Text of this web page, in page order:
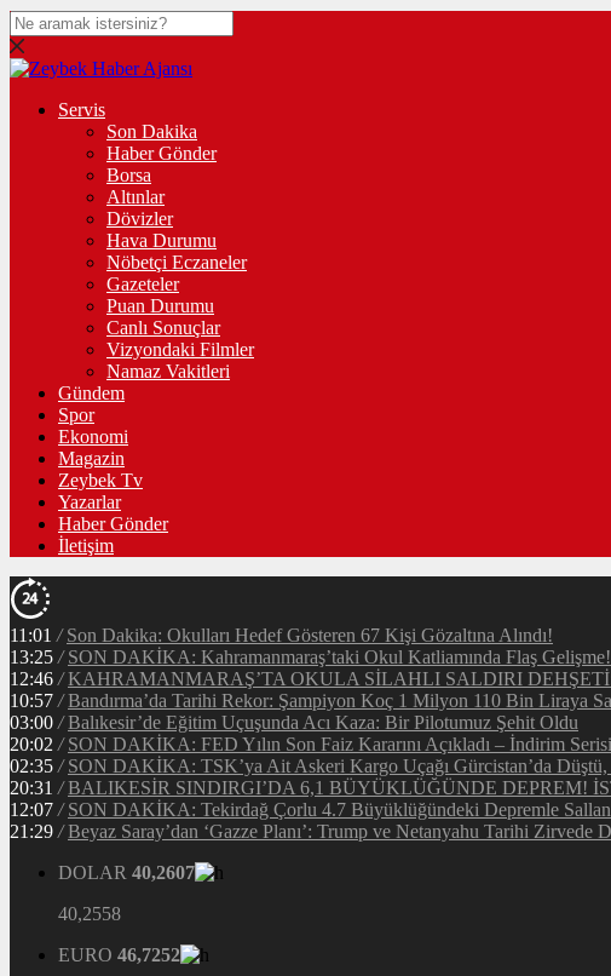
Servis
Son Dakika
Haber Gönder
Borsa
Altınlar
Dövizler
Hava Durumu
Nöbetçi Eczaneler
Gazeteler
Puan Durumu
Canlı Sonuçlar
Vizyondaki Filmler
Namaz Vakitleri
Gündem
Spor
Ekonomi
Magazin
Zeybek Tv
Yazarlar
Haber Gönder
İletişim
11:01 / Son Dakika: Okulları Hedef Gösteren 67 Kişi Gözaltına Alındı!
13:25 / SON DAKİKA: Kahramanmaraş’taki Okul Katliamında Flaş
12:46 / KAHRAMANMARAŞ’TA OKULA SİLAHLI SALDIRI
10:57 / Bandırma’da Tarihi Rekor: Şampiyon Koç 1 Milyon 110 Bin Liraya
03:00 / Balıkesir’de Eğitim Uçuşunda Acı Kaza: Bir Pilotumuz Şehit Oldu
20:02 / SON DAKİKA: FED Yılın Son Faiz Kararını Açıkladı – İndirim
02:35 / SON DAKİKA: TSK’ya Ait Askeri Kargo Uçağı Gürcistan’da Düştü,
20:31 / BALIKESİR SINDIRGI’DA 6,1 BÜYÜKLÜĞÜNDE DEPREM!
12:07 / SON DAKİKA: Tekirdağ Çorlu 4.7 Büyüklüğündeki Depremle
21:29 / Beyaz Saray’dan ‘Gazze Planı’: Trump ve Netanyahu Tarihi Zirvede
DOLAR 40,2607
40,2558
EURO 46,7252